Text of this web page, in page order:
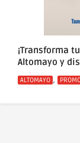
¡Transforma
Altomayo y
Categorías
ALTOMAYO ,